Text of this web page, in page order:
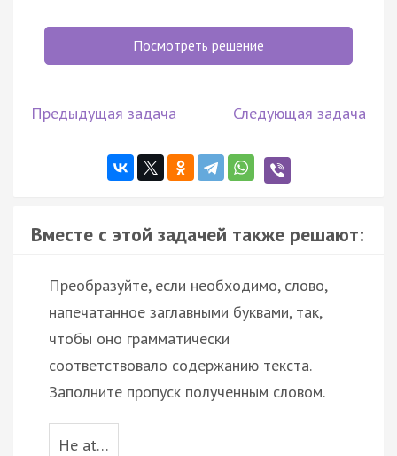
Посмотреть решение
Предыдущая задача Следующая задача
Вместе с этой задачей также решают:
Преобразуйте, если необходимо, слово,
напечатанное заглавными буквами, так,
чтобы оно грамматически
соответствовало содержанию текста.
Заполните пропуск полученным словом.
He at…